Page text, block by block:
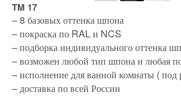
TM 17
– 8 базовых оттенка шпона
– покраска по RAL и NCS
– подборка индивидуального оттенка
– возможен любой тип шпона и любая
– исполнение для ванной комнаты ( под
– доставка по всей России